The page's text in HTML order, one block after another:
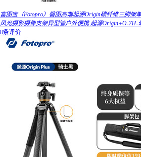
富图宝（Fotopro）磐图高端起源Origin碳纤维三脚架
风光摄影摄像支架异型管户外便携 起源Origin+O-7H-
8条评价